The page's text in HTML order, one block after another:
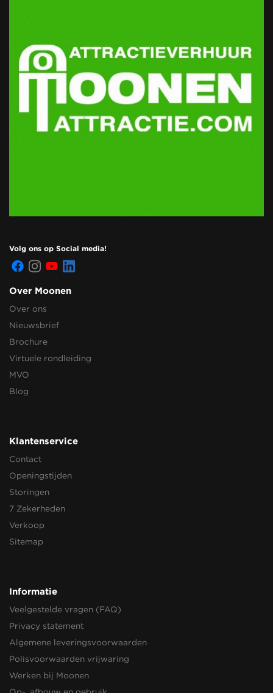
Volg ons op Social media!
Over Moonen
Over ons
Nieuwsbrief
Brochure
Virtuele rondleiding
MVO
Blog
Klantenservice
Contact
Openingstijden
Storingen
7 Zekerheden
Verkoop
Sitemap
Informatie
Veelgestelde vragen (FAQ)
Privacy statement
Algemene leveringsvoorwaarden
Polisvoorwaarden vrijwaring
Werken bij Moonen